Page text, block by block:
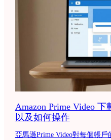
Amazon Prime Video
以及如何操作
亞馬遜Prime Video對每個帳